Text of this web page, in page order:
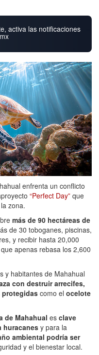
activa las notificaciones
enfrenta un conflicto
“Perfect Day” que
zona.
más de 90 hectáreas de
de 30 toboganes, piscinas,
y recibir hasta 20,000
apenas rebasa los 2,600
y habitantes de Mahahual
con destruir arrecifes,
protegidas como el ocelote
de Mahahual es clave
huracanes y para la
ambiental podría ser
y el bienestar local.